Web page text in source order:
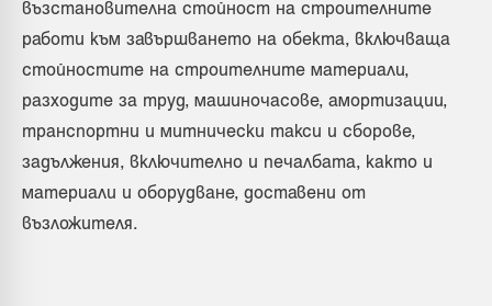
възстановителна стойност на строителните
работи към завършването на обекта, включваща
стойностите на строителните материали,
разходите за труд, машиночасове, амортизации,
транспортни и митнически такси и сборове,
задължения, включително и печалбата, както и
материали и оборудване, доставени от
възложителя.